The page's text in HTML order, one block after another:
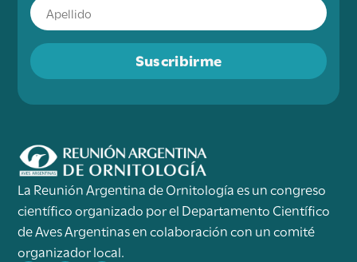
Suscribirme
La Reunión Argentina de Ornitología es un congreso
científico organizado por el Departamento Científico
de Aves Argentinas en colaboración con un comité
organizador local.